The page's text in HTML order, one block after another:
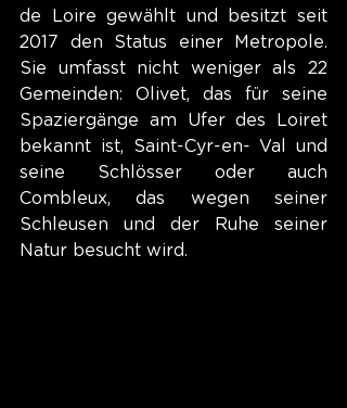
de Loire gewählt und besitzt seit
2017 den Status einer Metropole.
Sie umfasst nicht weniger als 22
Gemeinden: Olivet, das für seine
Spaziergänge am Ufer des Loiret
bekannt ist, Saint-Cyr-en- Val und
seine Schlösser oder auch
Combleux, das wegen seiner
Schleusen und der Ruhe seiner
Natur besucht wird.